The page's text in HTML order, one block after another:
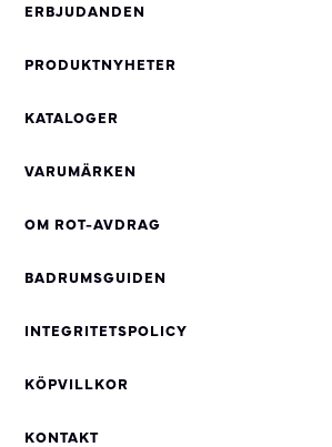
ERBJUDANDEN
PRODUKTNYHETER
KATALOGER
VARUMÄRKEN
OM ROT-AVDRAG
BADRUMSGUIDEN
INTEGRITETSPOLICY
KÖPVILLKOR
KONTAKT